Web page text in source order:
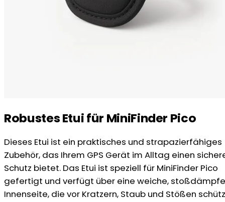
Robustes Etui für MiniFinder Pico
Dieses Etui ist ein praktisches und strapazierfähiges
Zubehör, das Ihrem GPS Gerät im Alltag einen
Schutz bietet. Das Etui ist speziell für MiniFinder Pico
gefertigt und verfügt über eine weiche,
Innenseite, die vor Kratzern, Staub und Stößen